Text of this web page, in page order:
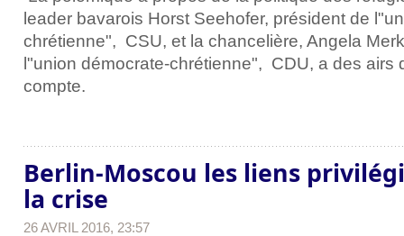
leader bavarois Horst Seehofer, président de
chrétienne", CSU, et la chancelière, Angela
l"union démocrate-chrétienne", CDU, a des airs
compte.
Berlin-Moscou les liens
la crise
26 AVRIL 2016, 23:57